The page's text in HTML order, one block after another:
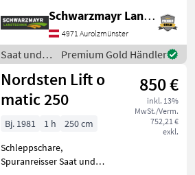
Spuranreisser, Spurlockerer
mit Dreipunktanbau - mit
Schleppschare - mit
Radantrieb
Schwarzmayr Landtechnik GmbH - Aurolzmünster
4971 Aurolzmünster
Saat und
Pflege /
Reform
Premium Gold Händler
Nordsten Lift o
matic 250
850 €
inkl. 13%
MwSt./Verm.
752,21 €
exkl.
Bj. 1981 1 h
250 cm
Schleppschare,
Spuranreisser Saat und